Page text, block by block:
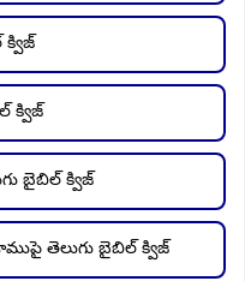
క్విజ్
క్విజ్
బైబిల్ క్విజ్
తెలుగు బైబిల్ క్విజ్